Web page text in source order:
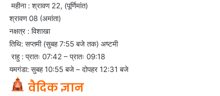
महीना : श्रावण 22, (पूर्णिमांत)
श्रावण 08 (अमांता)
नक्षत्र : विशाखा
तिथि: सप्तमी (सुबह 7:55 बजे तक) अष्टमी
राहु : प्रातः 07:42 – प्रातः 09:18
यमगंडा: सुबह 10:55 बजे – दोपहर 12:31 बजे
वैदिक ज्ञान